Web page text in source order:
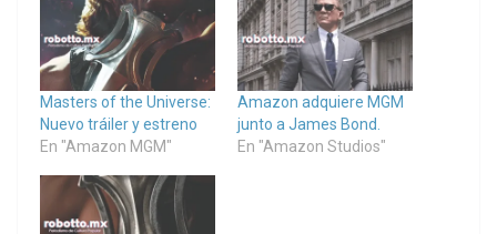
Masters of the Universe:
Nuevo tráiler y estreno
En "Amazon MGM"
Amazon adquiere MGM
junto a James Bond.
En "Amazon Studios"